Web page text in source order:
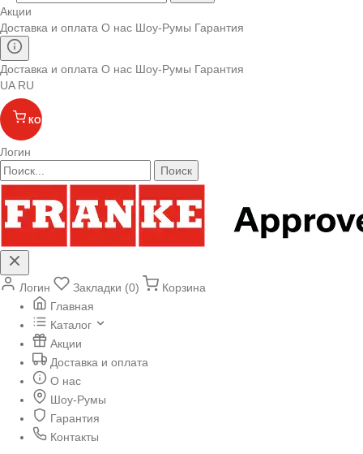
Акции
Доставка и оплата О нас Шоу-Румы Гарантия
Доставка и оплата О нас Шоу-Румы Гарантия
UA RU
КОРЗИНА
Логин
Поиск
Логин Закладки (0)
Корзина
Главная
Каталог
Акции
Доставка и оплата
О нас
Шоу-Румы
Гарантия
Контакты